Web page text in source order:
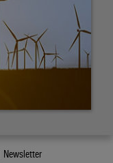
Newsletter